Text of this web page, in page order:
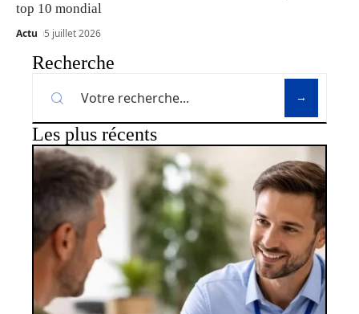
top 10 mondial
Actu 5 juillet 2026
Recherche
Les plus récents